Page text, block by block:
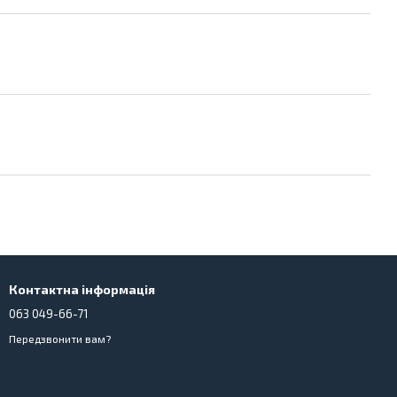
Контактна інформація
063 049-66-71
Передзвонити вам?